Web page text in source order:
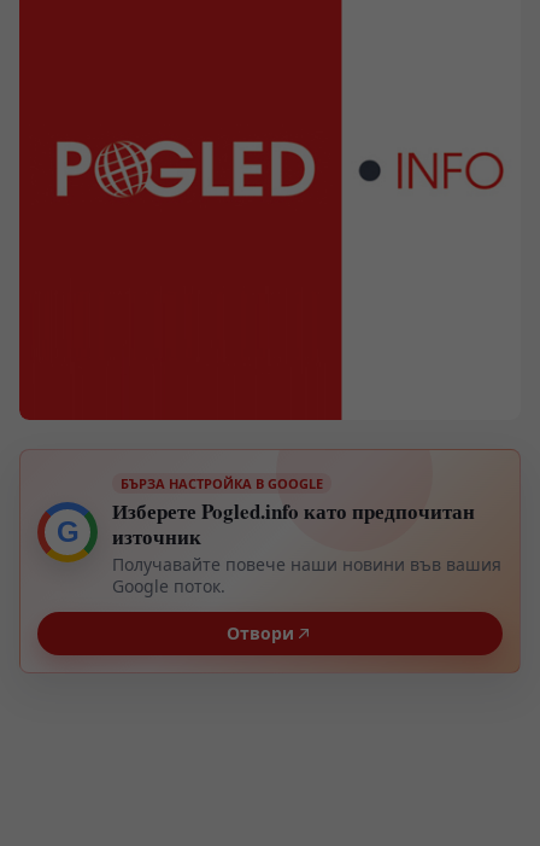
G
БЪРЗА НАСТРОЙКА В GOOGLE
Изберете Pogled.info като предпочитан
източник
Получавайте повече наши новини във вашия
Google поток.
Отвори